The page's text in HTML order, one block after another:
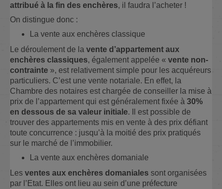
attribué à la fin des enchères, il faudra l’acheter !
On distingue donc :
La vente aux enchères classique
Le déroulement de la vente d’appartement aux
enchères classiques, également appelée « vente non-
contrainte », est relativement simple pour les acquéreurs
particuliers. C’est une vente notariale. En effet, la
Chambre des notaires est chargée de conseiller la mise à
prix de l’appartement qui est généralement fixée à 30%
en dessous de sa valeur initiale. Il est possible de
trouver des appartements mis en vente à des prix défiant
toute concurrence : jusqu’à la moitié des prix pratiqués
sur le marché de l’immobilier.
La vente aux enchères domaniale
Les ventes aux enchères domaniales sont organisées
par l’Etat. Elles ont lieu au sein d’une préfecture